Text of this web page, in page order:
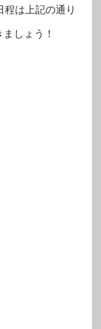
程は上記の通り
しょう！